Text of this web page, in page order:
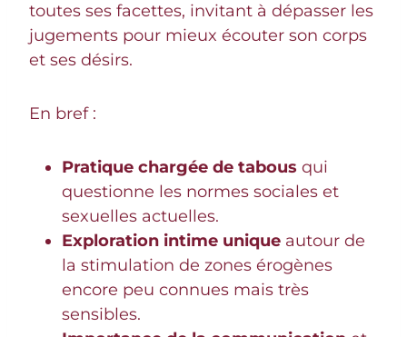
toutes ses facettes, invitant à dépasser les
jugements pour mieux écouter son corps
et ses désirs.
En bref :
Pratique chargée de tabous qui
questionne les normes sociales et
sexuelles actuelles.
Exploration intime unique autour de
la stimulation de zones érogènes
encore peu connues mais très
sensibles.